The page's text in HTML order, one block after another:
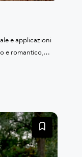
e applicazioni
e romantico,
che modellano
da due
pizzo Chantilly,
applicazioni in